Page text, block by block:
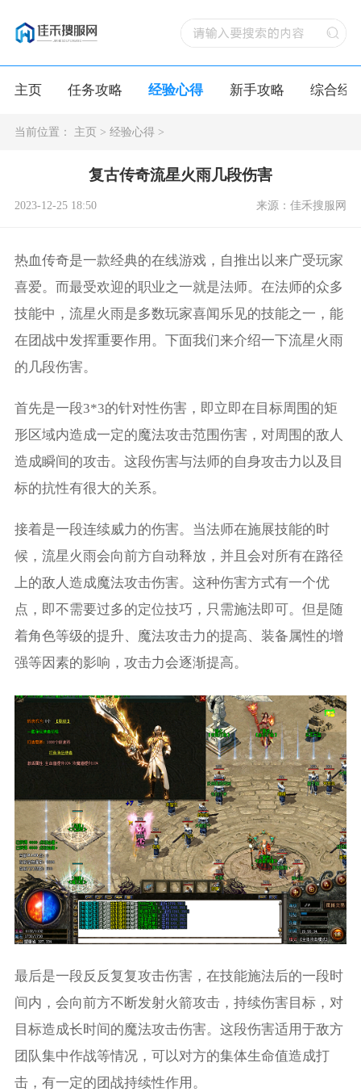
主页 任务攻略 经验心得 新手攻略 综合经
当前位置： 主页> 经验心得>
复古传奇流星火雨几段伤害
2023-12-25 18:50 来源：佳禾搜服网
热血传奇是一款经典的在线游戏，自推出以来广受玩家
喜爱。而最受欢迎的职业之一就是法师。在法师的众多
技能中，流星火雨是多数玩家喜闻乐见的技能之一，能
在团战中发挥重要作用。下面我们来介绍一下流星火雨
的几段伤害。
首先是一段3*3的针对性伤害，即立即在目标周围的矩
形区域内造成一定的魔法攻击范围伤害，对周围的敌人
造成瞬间的攻击。这段伤害与法师的自身攻击力以及目
标的抗性有很大的关系。
接着是一段连续威力的伤害。当法师在施展技能的时
候，流星火雨会向前方自动释放，并且会对所有在路径
上的敌人造成魔法攻击伤害。这种伤害方式有一个优
点，即不需要过多的定位技巧，只需施法即可。但是随
着角色等级的提升、魔法攻击力的提高、装备属性的增
强等因素的影响，攻击力会逐渐提高。
最后是一段反反复复攻击伤害，在技能施法后的一段时
间内，会向前方不断发射火箭攻击，持续伤害目标，对
目标造成长时间的魔法攻击伤害。这段伤害适用于敌方
团队集中作战等情况，可以对方的集体生命值造成打
击，有一定的团战持续性作用。